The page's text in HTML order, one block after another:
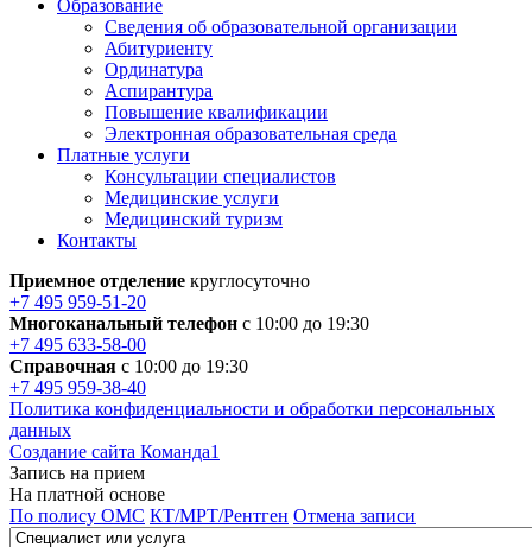
Образование
Сведения об образовательной организации
Абитуриенту
Ординатура
Аспирантура
Повышение квалификации
Электронная образовательная среда
Платные услуги
Консультации специалистов
Медицинские услуги
Медицинский туризм
Контакты
Приемное отделение круглосуточно
+7 495 959-51-20
Многоканальный телефон с 10:00 до 19:30
+7 495 633-58-00
Справочная с 10:00 до 19:30
+7 495 959-38-40
Политика конфиденциальности и обработки персональных
данных
Создание сайта Команда1
Запись на прием
На платной основе
По полису ОМС КТ/МРТ/Рентген Отмена записи